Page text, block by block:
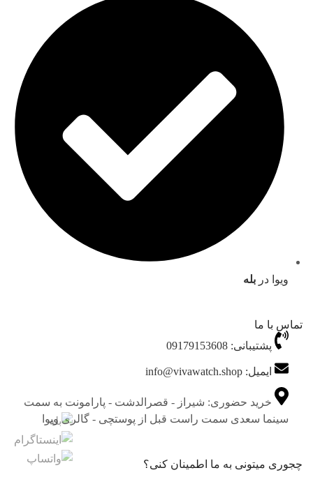
ویوا در بله
تماس با ما
پشتیبانی: 09179153608
ایمیل: info@vivawatch.shop
خرید حضوری: شیراز - قصرالدشت - پارامونت به سمت
سینما سعدی سمت راست قبل از پوستچی - گالری ویوا
چجوری میتونی به ما اطمینان کنی؟